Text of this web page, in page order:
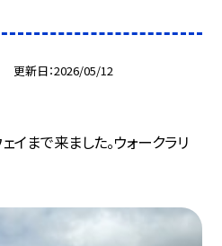
更新日 2026/05/12
まで来ました。ウォークラリ